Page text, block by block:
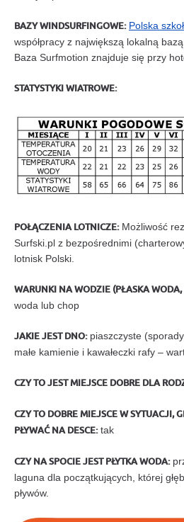
BAZY WINDSURFINGOWE: Polska
współpracy z największą lokalną bazą
Baza Surfmotion znajduje się przy
STATYSTYKI WIATROWE:
POŁĄCZENIA LOTNICZE:Możliwość
Surfski.pl z bezpośrednimi
lotnisk Polski.
WARUNKI NA WODZIE (PŁASKA WODA,
woda lub chop
JAKIE JEST DNO:piaszczyste
małe kamienie i kawałeczki rafy –
CZY TO JEST MIEJSCE DOBRE DLA
CZY TO DOBRE MIEJSCE W SYTUACJI,
PŁYWAĆ NA DESCE:tak
CZY NA SPOCIE JEST PŁYTKA WODA:
laguna dla początkujących, której
pływów.